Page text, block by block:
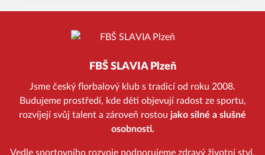
FBŠ SLAVIA Plzeň
Jsme český florbalový klub s tradicí od roku 2008.
Budujeme prostředí, kde děti objevují radost ze sportu,
rozvíjejí svůj talent a zároveň rostou jako silné a slušné
osobnosti.
Vedle sportovního rozvoje podporujeme zdravý životní styl,